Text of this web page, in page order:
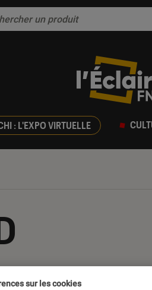
: L'EXPO VIRTUELLE
les livres et les BD du
sur les cookies